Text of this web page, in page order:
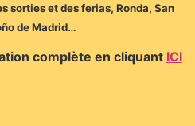
sorties et des ferias, Ronda, San
de Madrid…
complète en cliquant ICI